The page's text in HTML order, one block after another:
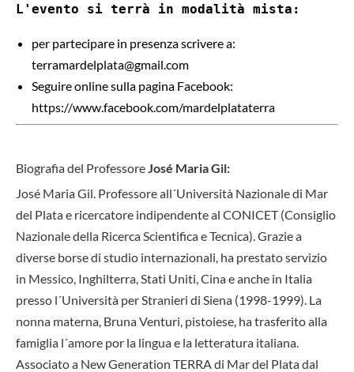
L'evento si terrà in modalità mista:
per partecipare in presenza scrivere a:
terramardelplata@gmail.com
Seguire online sulla pagina Facebook:
https://www.facebook.com/mardelplataterra
Biografia del Professore José Maria Gil:
José Maria Gil. Professore all´Università Nazionale di Mar
del Plata e ricercatore indipendente al CONICET (Consiglio
Nazionale della Ricerca Scientifica e Tecnica). Grazie a
diverse borse di studio internazionali, ha prestato servizio
in Messico, Inghilterra, Stati Uniti, Cina e anche in Italia
presso l´Università per Stranieri di Siena (1998-1999). La
nonna materna, Bruna Venturi, pistoiese, ha trasferito alla
famiglia l´amore por la lingua e la letteratura italiana.
Associato a New Generation TERRA di Mar del Plata dal